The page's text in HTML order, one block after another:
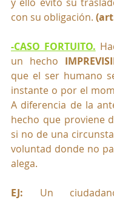
con su obligación.
-CASO FORTUITO.
un hecho
que el ser humano
instante o por el
A diferencia de la
hecho que proviene
si no de una
voluntad donde no
alega.
EJ: Un